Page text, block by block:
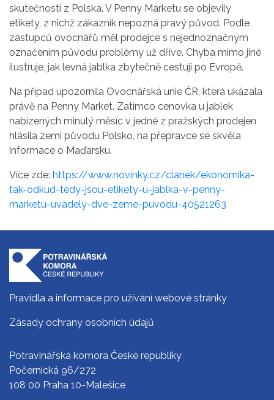
skutečnosti z Polska. V Penny Marketu se objevily
etikety, z nichž zákazník nepozná pravý původ. Podle
zástupců ovocnářů měl prodejce s nejednoznačným
označením původu problémy už dříve. Chyba mimo jiné
ilustruje, jak levná jablka zbytečně cestují po Evropě.
Na případ upozornila Ovocnářská unie ČR, která ukázala
právě na Penny Market. Zatímco cenovka u jablek
nabízených minulý měsíc v jedné z pražských prodejen
hlásila zemi původu Polsko, na přepravce se skvěla
informace o Maďarsku.
Více zde: https://www.novinky.cz/clanek/ekonomika-
tak-odkud-tedy-jsou-etikety-u-jablka-v-penny-
marketu-uvadely-dve-zeme-puvodu-40521263
Pravidla a informace pro užívání webové stránky
Zásady ochrany osobních údajů
Potravinářská komora České republiky
Počernická 96/272
108 00 Praha 10-Malešice